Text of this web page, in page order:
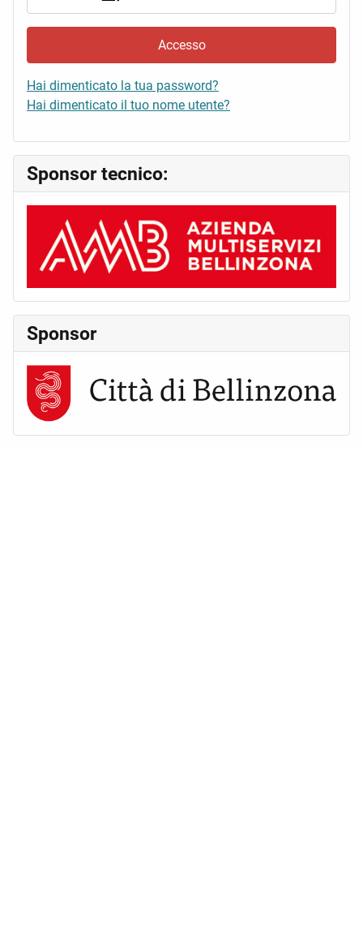
Accesso
Hai dimenticato la tua password?
Hai dimenticato il tuo nome utente?
Sponsor tecnico:
Sponsor